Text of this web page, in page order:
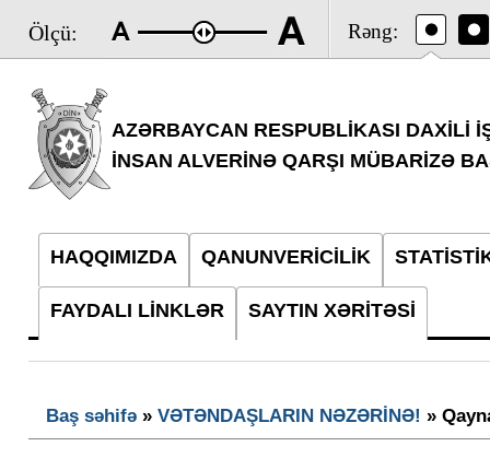
Ölçü: Rəng:
AZƏRBAYCAN RESPUBLİKASI DAXİLİ
İNSAN ALVERİNƏ QARŞI MÜBARİZƏ
HAQQIMIZDA QANUNVERİCİLİK
FAYDALI LİNKLƏR SAYTIN XƏRİTƏSİ
Baş səhifə» VƏTƏNDAŞLARIN NƏZƏRİNƏ! »